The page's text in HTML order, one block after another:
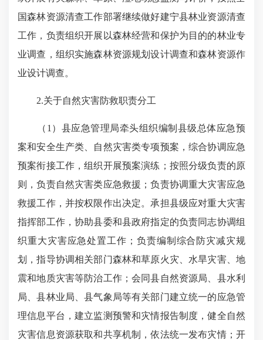
国森林资源清查工作部署继续做好建宁县林业资源清查
工作，负责组织开展以森林经营和保护为目的的林业专
业调查，组织实施森林资源规划设计调查和森林资源作
业设计调查。
2.关于自然灾害防救职责分工
（1）县应急管理局牵头组织编制县级总体应急预
案和安全生产类、自然灾害类专项预案，综合协调应急
预案衔接工作，组织开展预案演练；按照分级负责的原
则，负责自然灾害类应急救援；负责协调重大灾害应急
救援工作，并按权限作出决定。承担县级应对重大灾害
指挥部工作，协助县委和县政府指定的负责同志协调组
织重大灾害应急处置工作；负责编制综合防灾减灾规
划，指导协调相关部门森林和草原火灾、水旱灾害、地
震和地质灾害等防治工作；会同县自然资源局、县水利
局、县林业局、县气象局等有关部门建立统一的应急管
理信息平台，建立监测预警和灾情报告制度，健全自然
灾害信息资源获取和共享机制，依法统一发布灾情；开